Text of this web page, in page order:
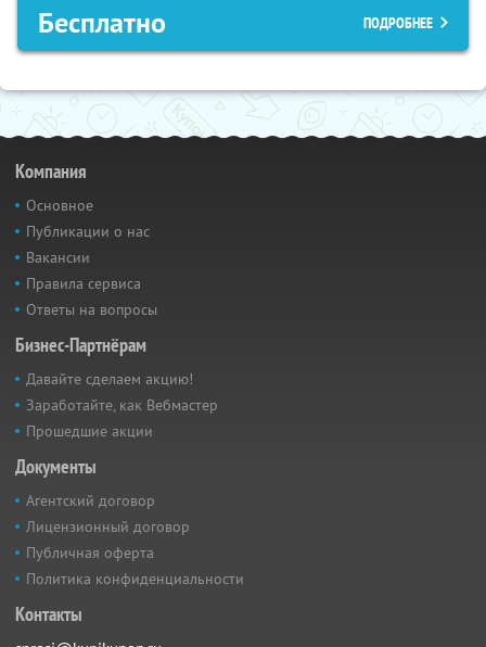
Бесплатно ПОДРОБНЕЕ
Компания
Основное
Публикации о нас
Вакансии
Правила сервиса
Ответы на вопросы
Бизнес-Партнёрам
Давайте сделаем акцию!
Заработайте, как Вебмастер
Прошедшие акции
Документы
Агентский договор
Лицензионный договор
Публичная оферта
Политика конфиденциальности
Контакты